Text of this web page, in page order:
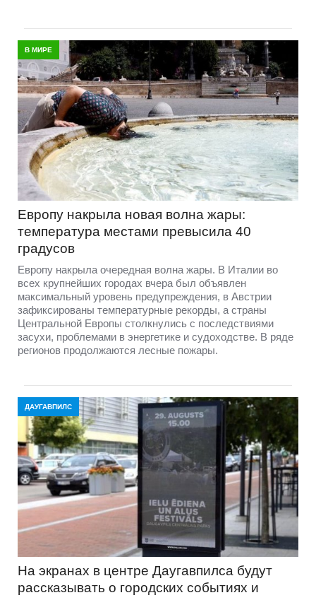
В МИРЕ
Европу накрыла новая волна жары:
температура местами превысила 40
градусов
Европу накрыла очередная волна жары. В Италии во
всех крупнейших городах вчера был объявлен
максимальный уровень предупреждения, в Австрии
зафиксированы температурные рекорды, а страны
Центральной Европы столкнулись с последствиями
засухи, проблемами в энергетике и судоходстве. В ряде
регионов продолжаются лесные пожары.
ДАУГАВПИЛС
На экранах в центре Даугавпилса будут
рассказывать о городских событиях и